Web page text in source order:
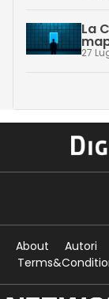
La
27
About Autori